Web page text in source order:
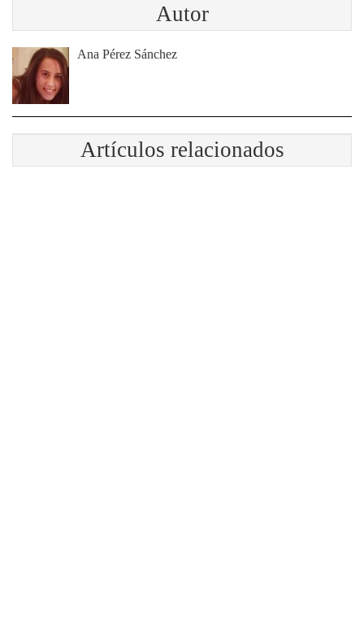
Autor
Ana Pérez Sánchez
Artículos relacionados